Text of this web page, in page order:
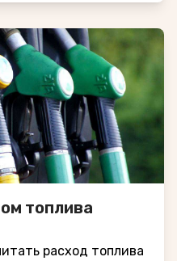
топлива
расход топлива